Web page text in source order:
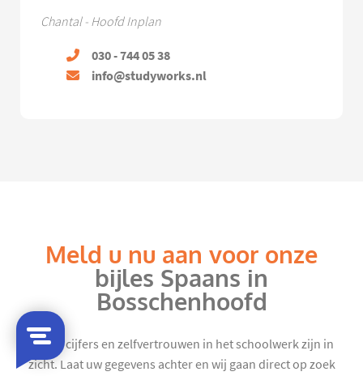
Chantal - Hoofd Inplan
030 - 744 05 38
info@studyworks.nl
Meld u nu aan voor onze
bijles Spaans in
Bosschenhoofd
Mooie cijfers en zelfvertrouwen in het schoolwerk zijn in
zicht. Laat uw gegevens achter en wij gaan direct op zoek